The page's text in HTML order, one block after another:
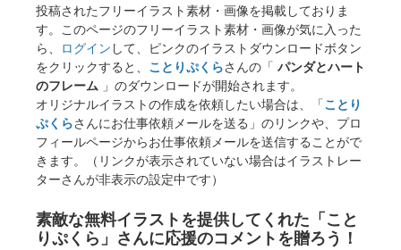
投稿されたフリーイラスト素材・画像を掲載しておりま
す。このページのフリーイラスト素材・画像が気に入った
ら、
ログイン して、ピンクのイラストダウンロードボタン
をクリックすると、 ことりぷくらさんの「 パンダとハート
のフレーム 」のダウンロードが開始されます。
オリジナルイラストの作成を依頼したい場合は、「ことり
ぷくらさんにお仕事依頼メールを送る」のリンクや、プロ
フィールページからお仕事依頼メールを送信することがで
きます。（リンクが表示されていない場合はイラストレー
ターさんが非表示の設定中です）
素敵な無料イラストを提供してくれた「こと
りぷくら」さんに応援のコメントを贈ろう！